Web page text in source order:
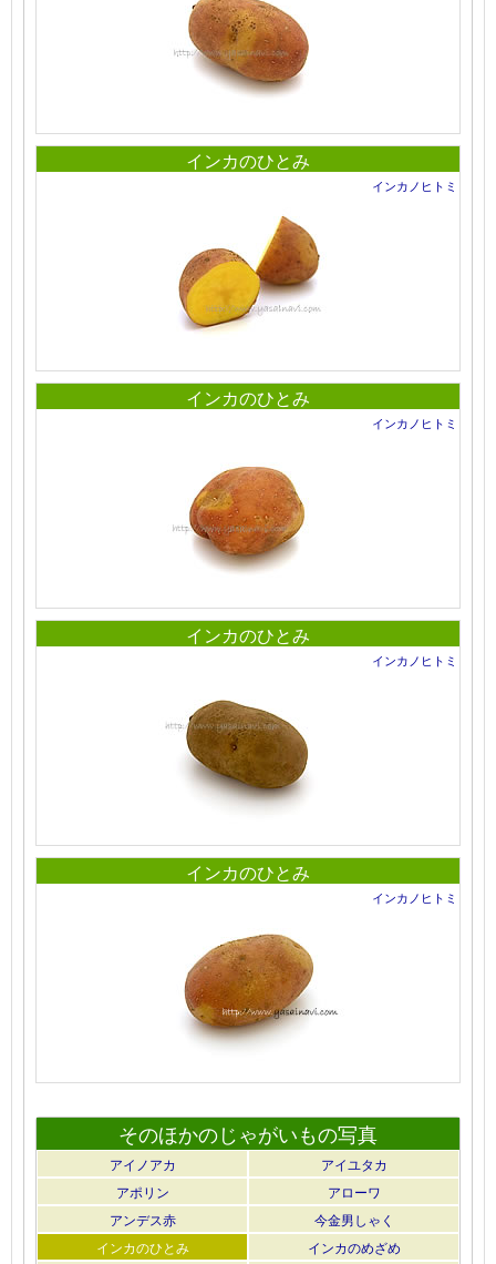
インカのひとみ
インカノヒトミ
インカのひとみ
インカノヒトミ
インカのひとみ
インカノヒトミ
インカのひとみ
インカノヒトミ
そのほかのじゃがいもの写真
アイノアカ
アイユタカ
アポリン
アローワ
アンデス赤
今金男しゃく
インカのひとみ
インカのめざめ